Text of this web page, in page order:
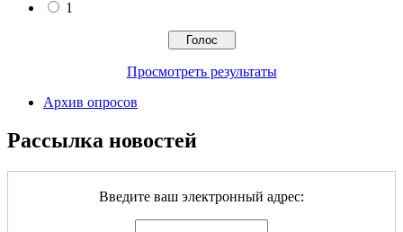
1
Просмотреть результаты
Архив опросов
Рассылка новостей
Введите ваш электронный адрес: